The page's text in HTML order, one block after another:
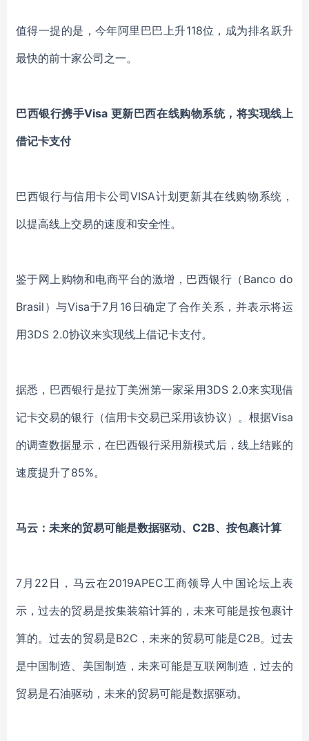
值得一提的是，今年阿里巴巴上升118位，成为排名跃升
最快的前十家公司之一。
巴西银行携手Visa 更新巴西在线购物系统，将实现线上
借记卡支付
巴西银行与信用卡公司VISA计划更新其在线购物系统，
以提高线上交易的速度和安全性。
鉴于网上购物和电商平台的激增，巴西银行（Banco do
Brasil）与Visa于7月16日确定了合作关系，并表示将运
用3DS 2.0协议来实现线上借记卡支付。
据悉，巴西银行是拉丁美洲第一家采用3DS 2.0来实现借
记卡交易的银行（信用卡交易已采用该协议）。根据Visa
的调查数据显示，在巴西银行采用新模式后，线上结账的
速度提升了85%。
马云：未来的贸易可能是数据驱动、C2B、按包裹计算
7月22日，马云在2019APEC工商领导人中国论坛上表
示，过去的贸易是按集装箱计算的，未来可能是按包裹计
算的。过去的贸易是B2C，未来的贸易可能是C2B。过去
是中国制造、美国制造，未来可能是互联网制造，过去的
贸易是石油驱动，未来的贸易可能是数据驱动。